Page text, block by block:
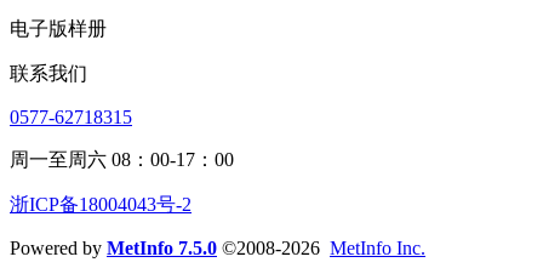
电子版样册
联系我们
0577-62718315
周一至周六 08：00-17：00
浙ICP备18004043号-2
Powered by MetInfo 7.5.0 ©2008-2026 MetInfo Inc.